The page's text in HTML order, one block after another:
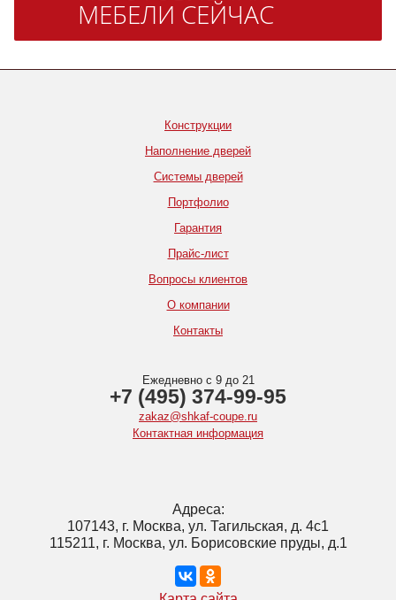
МЕБЕЛИ СЕЙЧАС
Конструкции
Наполнение дверей
Системы дверей
Портфолио
Гарантия
Прайс-лист
Вопросы клиентов
О компании
Контакты
Ежедневно с 9 до 21
+7 (495) 374-99-95
zakaz@shkaf-coupe.ru
Контактная информация
Адреса:
107143, г. Москва, ул. Тагильская, д. 4с1
115211, г. Москва, ул. Борисовские пруды, д.1